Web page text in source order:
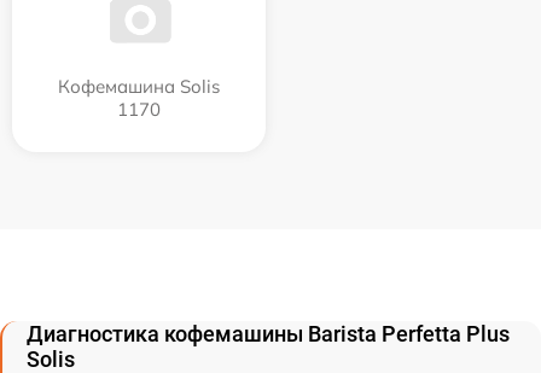
Кофемашина Solis
1170
Диагностика кофемашины Barista Perfetta Plus
Solis